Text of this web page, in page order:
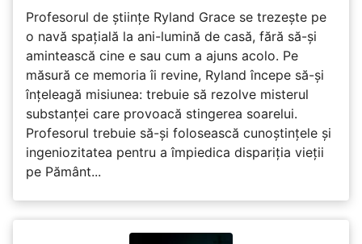
Profesorul de științe Ryland Grace se trezește pe
o navă spațială la ani-lumină de casă, fără să-și
amintească cine e sau cum a ajuns acolo. Pe
măsură ce memoria îi revine, Ryland începe să-și
înțeleagă misiunea: trebuie să rezolve misterul
substanței care provoacă stingerea soarelui.
Profesorul trebuie să-și folosească cunoștințele și
ingeniozitatea pentru a împiedica dispariția vieții
pe Pământ...